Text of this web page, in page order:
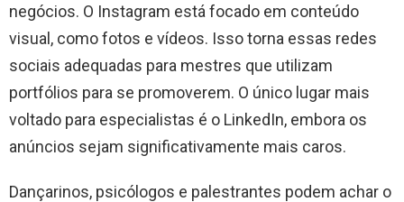
negócios. O Instagram está focado em conteúdo
visual, como fotos e vídeos. Isso torna essas redes
sociais adequadas para mestres que utilizam
portfólios para se promoverem. O único lugar mais
voltado para especialistas é o LinkedIn, embora os
anúncios sejam significativamente mais caros.
Dançarinos, psicólogos e palestrantes podem achar o